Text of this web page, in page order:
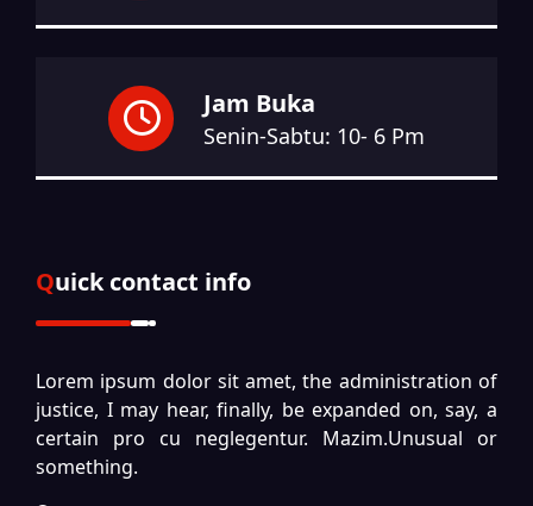
Jam Buka
Senin-Sabtu: 10- 6 Pm
Quick contact info
Lorem ipsum dolor sit amet, the administration of
justice, I may hear, finally, be expanded on, say, a
certain pro cu neglegentur. Mazim.Unusual or
something.